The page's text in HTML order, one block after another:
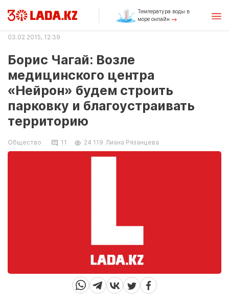
Температура воды в
море онлайн
03.02.2015, 12:39
Борис Чагай: Возле
медицинского центра
«Нейрон» будем строить
парковку и благоустраивать
территорию
Общество 11 24 119 Лиана Рязанцева